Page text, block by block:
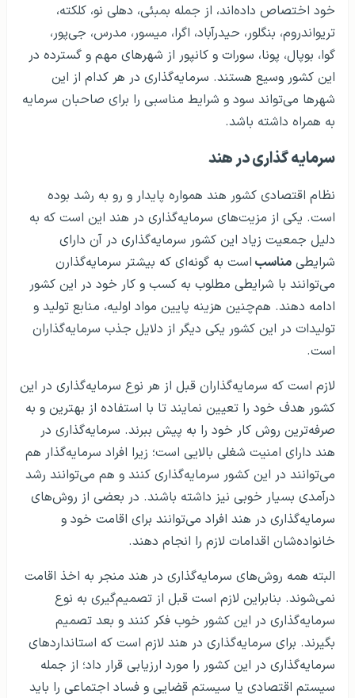
خود اختصاص داده‌اند، از جمله بمبئی، دهلی نو، کلکته،
تریواندروم، بنگلور، حیدرآباد، اگرا، میسور، مدرس، جی‌پور،
گوا، بوپال، پونا، سورات و کانپور از شهرهای مهم و گسترده در
این کشور وسیع هستند. سرمایه‌گذاری در هر کدام از این
شهرها می‌تواند سود و شرایط مناسبی را برای صاحبان سرمایه
به همراه داشته باشد.
سرمایه گذاری در هند
نظام اقتصادی کشور هند همواره پایدار و رو به رشد بوده
است. یکی از مزیت‌های سرمایه‌گذاری در هند این است که به
دلیل جمعیت زیاد این کشور سرمایه‌گذاری در آن دارای
شرایطی مناسب است به گونه‌ای که بیشتر سرمایه‌گذارن
می‌توانند با شرایطی مطلوب به کسب و کار خود در این کشور
ادامه دهند. هم‌چنین هزینه پایین مواد اولیه، منابع تولید و
تولیدات در این کشور یکی دیگر از دلایل جذب سرمایه‌گذاران
است.
لازم است که سرمایه‌گذاران قبل از هر نوع سرمایه‌گذاری در این
کشور هدف خود را تعیین نمایند تا با استفاده از بهترین و به
صرفه‌ترین روش کار خود را به پیش ببرند. سرمایه‌گذاری در
هند دارای امنیت شغلی بالایی است؛ زیرا افراد سرمایه‌گذار هم
می‌توانند در این کشور سرمایه‌گذاری کنند و هم می‌توانند رشد
درآمدی بسیار خوبی نیز داشته باشند. در بعضی از روش‌های
سرمایه‌گذاری در هند افراد می‌توانند برای اقامت خود و
خانواده‌شان اقدامات لازم را انجام دهند.
البته همه روش‌های سرمایه‌گذاری در هند منجر به اخذ اقامت
نمی‌شوند. بنابراین لازم است قبل از تصمیم‌گیری به نوع
سرمایه‌گذاری در این کشور خوب فکر کنند و بعد تصمیم
بگیرند. برای سرمایه‌گذاری در هند لازم است که استانداردهای
سرمایه‌گذاری در این کشور را مورد ارزیابی قرار داد؛ از جمله
سیستم اقتصادی یا سیستم قضایی و فساد اجتماعی را باید